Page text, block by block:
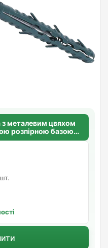
металевим цвяхом
розпірною базою